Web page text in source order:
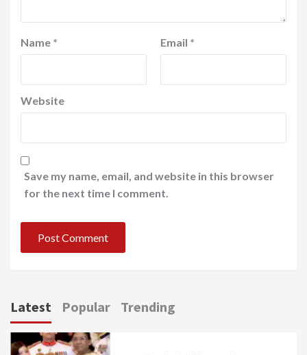
Name * Email *
Website
Save my name, email, and website in this browser
for the next time I comment.
Latest Popular Trending